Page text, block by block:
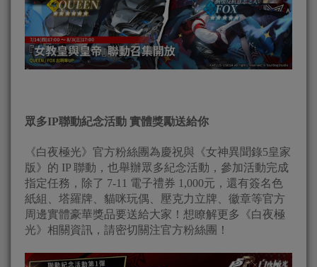
眾多IP聯動紀念活動 實體獎勵送給你
《白夜極光》官方粉絲團為慶祝與《女神異聞錄5皇家
版》的 IP 聯動，也舉辦眾多紀念活動，參加活動完成
指定任務，除了 7-11 電子禮券 1,000元，還有簽名色
紙組、塔羅牌、貓咪玩偶、壓克力立牌、徽章等官方
周邊實體豪華獎品要送給大家！想瞭解更多《白夜極
光》相關資訊，請密切關注官方粉絲團！